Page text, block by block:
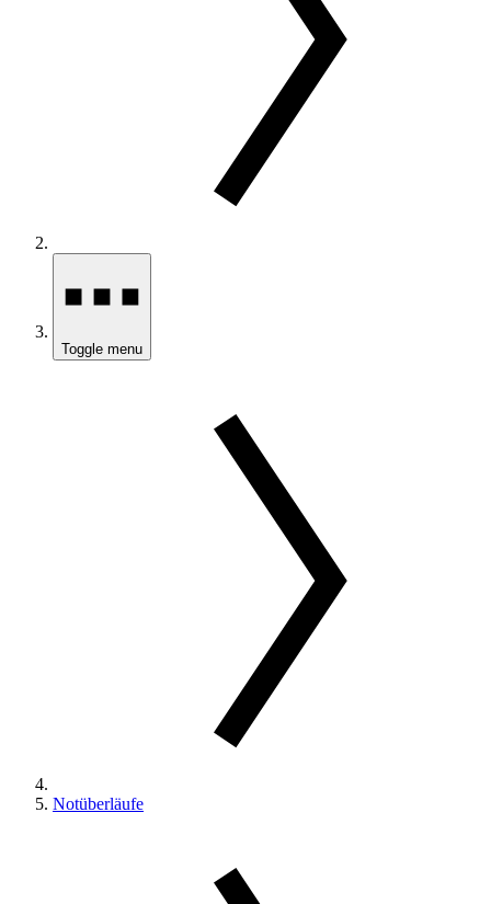
Toggle menu
Notüberläufe